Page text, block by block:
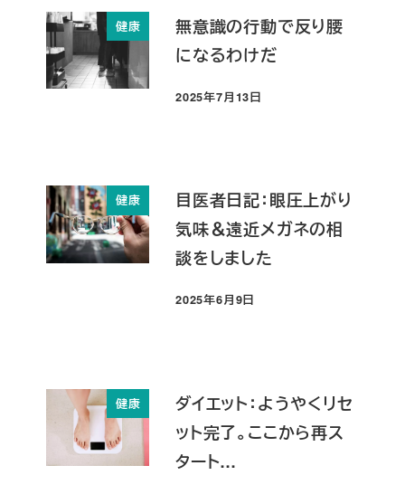
健康
無意識の行動で反り腰
になるわけだ
投稿日
2025年7月13日
健康
目医者日記：眼圧上がり
気味＆遠近メガネの相
談をしました
投稿日
2025年6月9日
健康
ダイエット：ようやくリセ
ット完了。ここから再ス
タート…